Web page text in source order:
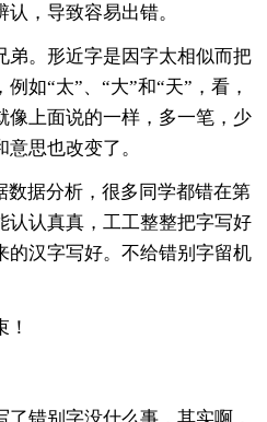
，导致容易出错。
弟。形近字是因字太相似而把
如“太”、“大”和“天”，看，
像上面说的一样，多一笔，少
思也改变了。
数据分析，很多同学都错在第
认认真真，工工整整把字写好
的汉字写好。不给错别字留机